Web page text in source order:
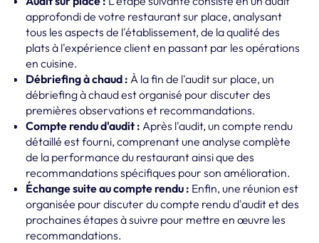
approfondi de votre restaurant sur place, analysant
tous les aspects de l'établissement, de la qualité des
plats à l'expérience client en passant par les opérations
en cuisine.
Débriefing à chaud : À la fin de l'audit sur place, un
débriefing à chaud est organisé pour discuter des
premières observations et recommandations.
Compte rendu d'audit : Après l'audit, un compte rendu
détaillé est fourni, comprenant une analyse complète
de la performance du restaurant ainsi que des
recommandations spécifiques pour son amélioration.
Échange suite au compte rendu : Enfin, une réunion est
organisée pour discuter du compte rendu d'audit et des
prochaines étapes à suivre pour mettre en œuvre les
recommandations.